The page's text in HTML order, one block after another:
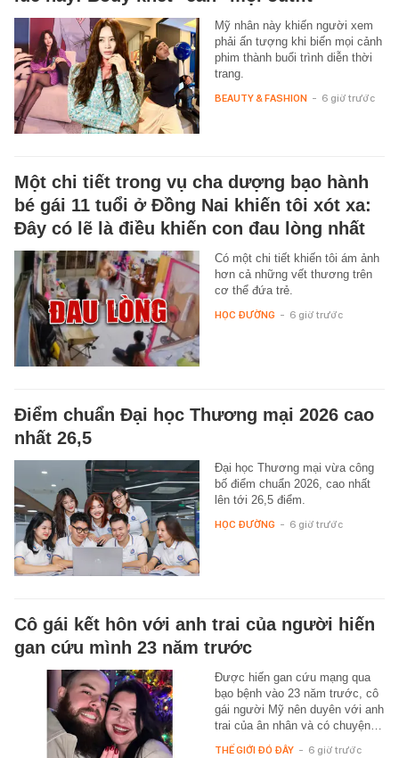
Mỹ nhân này khiến người xem
phải ấn tượng khi biến mọi cảnh
phim thành buổi trình diễn thời
trang.
BEAUTY & FASHION - 6 giờ trước
Một chi tiết trong vụ cha dượng bạo hành
bé gái 11 tuổi ở Đồng Nai khiến tôi xót xa:
Đây có lẽ là điều khiến con đau lòng nhất
Có một chi tiết khiến tôi ám ảnh
hơn cả những vết thương trên
cơ thể đứa trẻ.
HỌC ĐƯỜNG - 6 giờ trước
Điểm chuẩn Đại học Thương mại 2026 cao
nhất 26,5
Đại học Thương mại vừa công
bố điểm chuẩn 2026, cao nhất
lên tới 26,5 điểm.
HỌC ĐƯỜNG - 6 giờ trước
Cô gái kết hôn với anh trai của người hiến
gan cứu mình 23 năm trước
Được hiến gan cứu mạng qua
bạo bệnh vào 23 năm trước, cô
gái người Mỹ nên duyên với anh
trai của ân nhân và có chuyện…
THẾ GIỚI ĐÓ ĐÂY - 6 giờ trước